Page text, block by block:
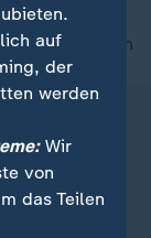
nach oben
auf
der
werden
Wir
von
das Teilen